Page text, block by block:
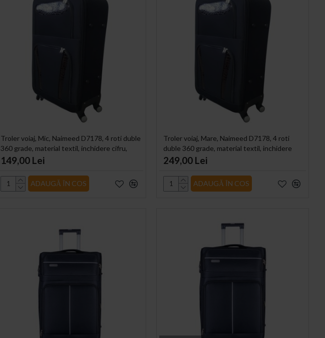
Troler voiaj, Mic, Naimeed D7178, 4 roti duble
360 grade, material textil, inchidere cifru,
Negru, 36x22x55cm
149,00 Lei
ADAUGĂ ÎN COS
Troler voiaj, Mare, Naimeed D7178, 4 roti
duble 360 grade, material textil, inchidere
cifru, Negru, 45x28x75cm
249,00 Lei
ADAUGĂ ÎN COS